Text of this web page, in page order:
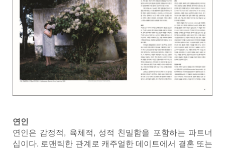
연인
연인은 감정적, 육체적, 성적 친밀함을 포함하는 파트너
십이다. 로맨틱한 관계로 캐주얼한 데이트에서 결혼 또는